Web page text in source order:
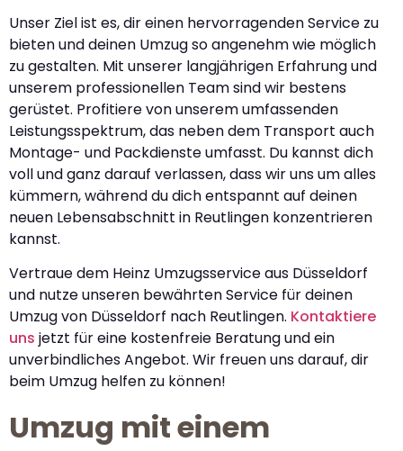
Unser Ziel ist es, dir einen hervorragenden Service zu
bieten und deinen Umzug so angenehm wie möglich
zu gestalten. Mit unserer langjährigen Erfahrung und
unserem professionellen Team sind wir bestens
gerüstet. Profitiere von unserem umfassenden
Leistungsspektrum, das neben dem Transport auch
Montage- und Packdienste umfasst. Du kannst dich
voll und ganz darauf verlassen, dass wir uns um alles
kümmern, während du dich entspannt auf deinen
neuen Lebensabschnitt in Reutlingen konzentrieren
kannst.
Vertraue dem Heinz Umzugsservice aus Düsseldorf
und nutze unseren bewährten Service für deinen
Umzug von Düsseldorf nach Reutlingen. Kontaktiere
uns jetzt für eine kostenfreie Beratung und ein
unverbindliches Angebot. Wir freuen uns darauf, dir
beim Umzug helfen zu können!
Umzug mit einem